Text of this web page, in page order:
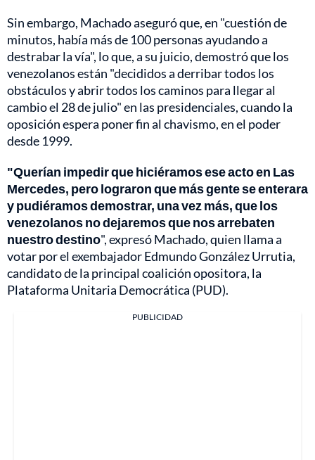
Sin embargo, Machado aseguró que, en "cuestión de
minutos, había más de 100 personas ayudando a
destrabar la vía", lo que, a su juicio, demostró que los
venezolanos están "decididos a derribar todos los
obstáculos y abrir todos los caminos para llegar al
cambio el 28 de julio" en las presidenciales, cuando la
oposición espera poner fin al chavismo, en el poder
desde 1999.
"Querían impedir que hiciéramos ese acto en Las
Mercedes, pero lograron que más gente se enterara
y pudiéramos demostrar, una vez más, que los
venezolanos no dejaremos que nos arrebaten
nuestro destino", expresó Machado, quien llama a
votar por el exembajador Edmundo González Urrutia,
candidato de la principal coalición opositora, la
Plataforma Unitaria Democrática (PUD).
PUBLICIDAD